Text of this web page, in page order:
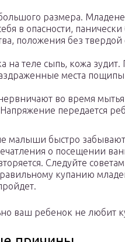
размера.
в опасности, панически
положения без
на теле сыпь, кожа зудит.
места
во время мытья
передается
малыши быстро забывают
о посещении
Следуйте советам
купанию
ваш ребенок не любит